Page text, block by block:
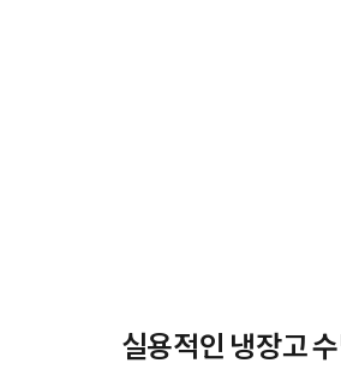
실용적인 냉장고